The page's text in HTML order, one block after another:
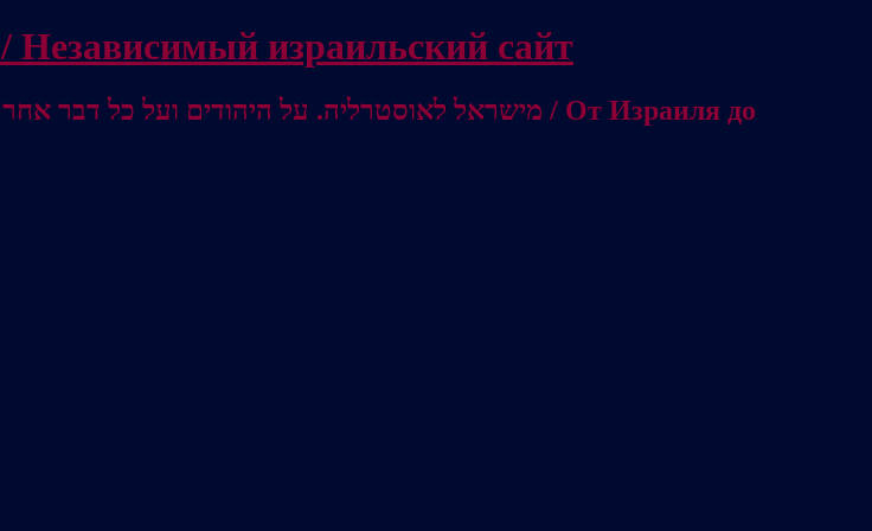
Independent Israeli site / אתר ישראלי עצמאי / Независимый израильский сайт